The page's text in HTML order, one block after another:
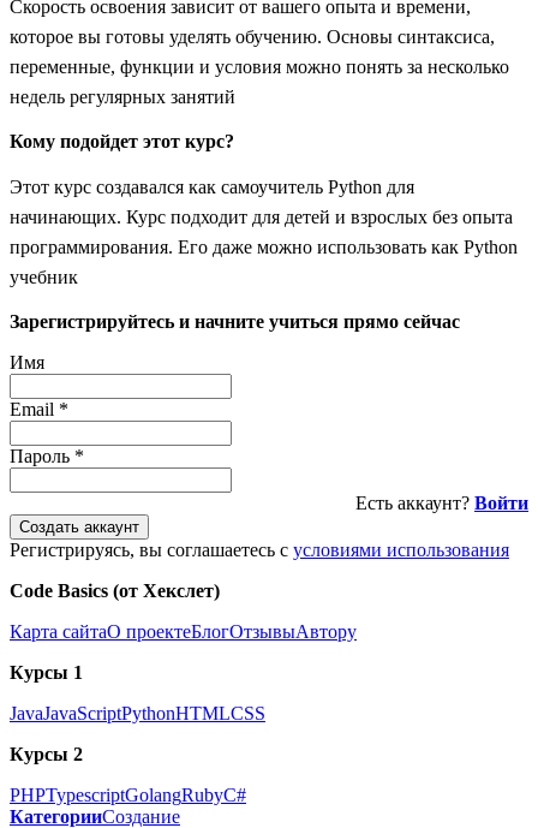
Скорость освоения зависит от вашего опыта и времени,
которое вы готовы уделять обучению. Основы синтаксиса,
переменные, функции и условия можно понять за несколько
недель регулярных занятий
Кому подойдет этот курс?
Этот курс создавался как самоучитель Python для
начинающих. Курс подходит для детей и взрослых без опыта
программирования. Его даже можно использовать как Python
учебник
Зарегистрируйтесь и начните учиться прямо сейчас
Имя
Email *
Пароль *
Есть аккаунт? Войти
Создать аккаунт
Регистрируясь, вы соглашаетесь с условиями использования
Code Basics (от Хекслет)
Карта сайтаО проектеБлогОтзывыАвтору
Курсы 1
JavaJavaScriptPythonHTMLCSS
Курсы 2
PHPTypescriptGolangRubyC#
КатегорииСоздание